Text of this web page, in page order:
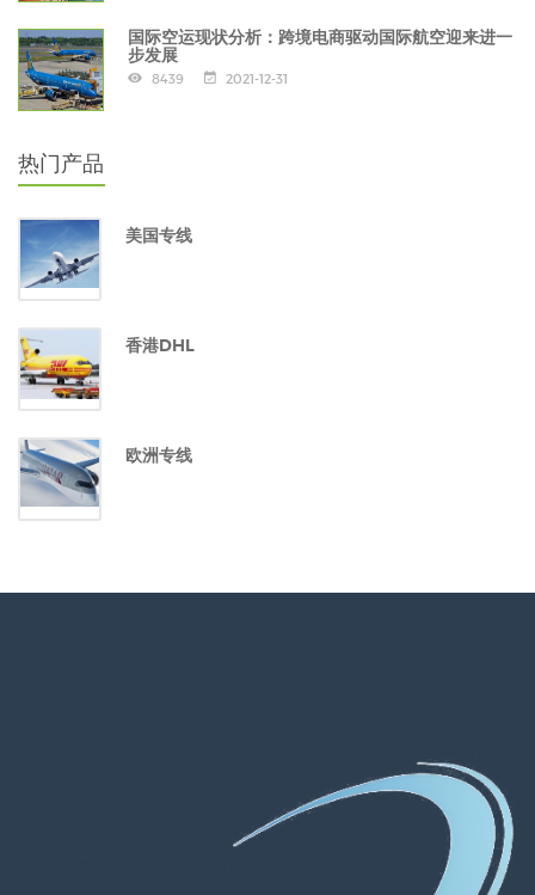
国际空运现状分析：跨境电商驱动国际航空迎来进一
步发展
8439 2021-12-31
热门产品
美国专线
香港DHL
欧洲专线